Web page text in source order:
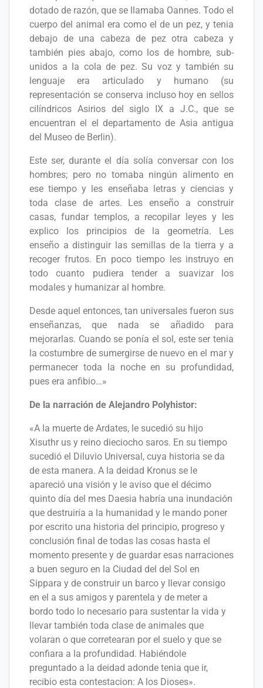
dotado de razón, que se llamaba Oannes. Todo el
cuerpo del animal era como el de un pez, y tenia
debajo de una cabeza de pez otra cabeza y
también pies abajo, como los de hombre, sub-
unidos a la cola de pez. Su voz y también su
lenguaje era articulado y humano (su
representación se conserva incluso hoy en sellos
cilíndricos Asirios del siglo IX a J.C., que se
encuentran el el departamento de Asia antigua
del Museo de Berlin).
Este ser, durante el día solía conversar con los
hombres; pero no tomaba ningún alimento en
ese tiempo y les enseñaba letras y ciencias y
toda clase de artes. Les enseño a construir
casas, fundar templos, a recopilar leyes y les
explico los principios de la geometría. Les
enseño a distinguir las semillas de la tierra y a
recoger frutos. En poco tiempo les instruyo en
todo cuanto pudiera tender a suavizar los
modales y humanizar al hombre.
Desde aquel entonces, tan universales fueron sus
enseñanzas, que nada se añadido para
mejorarlas. Cuando se ponía el sol, este ser tenia
la costumbre de sumergirse de nuevo en el mar y
permanecer toda la noche en su profundidad,
pues era anfibio…»
De la narración de Alejandro Polyhistor:
«A la muerte de Ardates, le sucedió su hijo
Xisuthr us y reino dieciocho saros. En su tiempo
sucedió el Diluvio Universal, cuya historia se da
de esta manera. A la deidad Kronus se le
apareció una visión y le aviso que el décimo
quinto día del mes Daesia habría una inundación
que destruiría a la humanidad y le mando poner
por escrito una historia del principio, progreso y
conclusión final de todas las cosas hasta el
momento presente y de guardar esas narraciones
a buen seguro en la Ciudad del del Sol en
Sippara y de construir un barco y llevar consigo
en el a sus amigos y parentela y de meter a
bordo todo lo necesario para sustentar la vida y
llevar también toda clase de animales que
volaran o que corretearan por el suelo y que se
confiara a la profundidad. Habiéndole
preguntado a la deidad adonde tenia que ir,
recibio esta contestacion: A los Dioses».